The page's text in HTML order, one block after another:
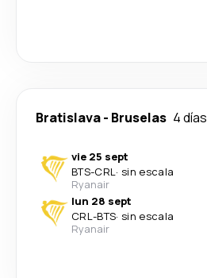
Bratislava- Bruselas 4 días
vie 25 sept
BTS-CRL· sin escala
Ryanair
lun 28 sept
CRL-BTS· sin escala
Ryanair